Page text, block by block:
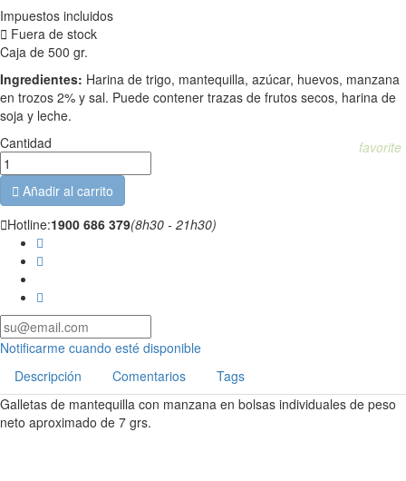
Impuestos incluidos
 Fuera de stock
Caja de 500 gr.
Ingredientes: Harina de trigo, mantequilla, azúcar, huevos, manzana
en trozos 2% y sal. Puede contener trazas de frutos secos, harina de
soja y leche.
Cantidad
 Añadir al carrito
Hotline:1900 686 379(8h30 - 21h30)
favorite
Notificarme cuando esté disponible
Descripción
Comentarios
Tags
Galletas de mantequilla con manzana en bolsas individuales de peso
neto aproximado de 7 grs.